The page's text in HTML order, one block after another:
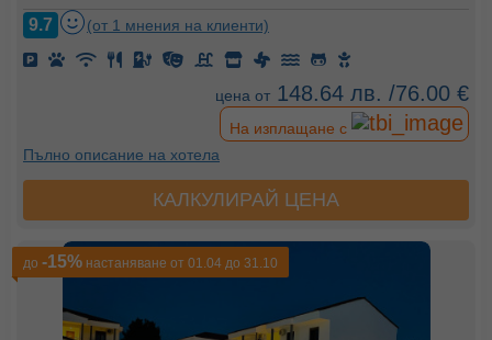
9.7 (от 1 мнения на клиенти)
цена от 148.64 лв. /76.00 €
На изплащане с
Пълно описание на хотела
КАЛКУЛИРАЙ ЦЕНА
до -15% настаняване от 01.04 до 31.10